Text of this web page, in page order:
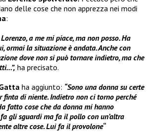
delle cose che non apprezza nei modi
:
a me mi piace, ma non posso. Ha
ormai la situazione è andata. Anche con
dove non si può tornare indietro, ma che
ha precisato.
ha aggiunto: “Sono una donna su certe
finta di niente. Indietro non ci torno perché
fatto cose che da donna mi hanno
gli sguardi ma fa il pollo con un’altra
altre cose. Lui fa il provolone“